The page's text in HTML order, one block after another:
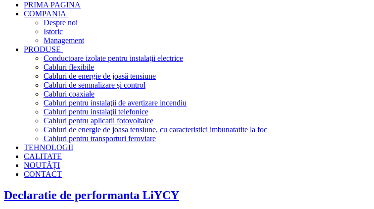
PRIMA PAGINA
COMPANIA
Despre noi
Istoric
Management
PRODUSE
Conductoare izolate pentru instalaţii electrice
Cabluri flexibile
Cabluri de energie de joasă tensiune
Cabluri de semnalizare şi control
Cabluri coaxiale
Cabluri pentru instalaţii de avertizare incendiu
Cabluri pentru instalaţii telefonice
Cabluri pentru aplicatii fotovoltaice
Cabluri de energie de joasa tensiune, cu caracteristici imbunatatite la foc
Cabluri pentru transporturi feroviare
TEHNOLOGII
CALITATE
NOUTĂȚI
CONTACT
Declaratie de performanta LiYCY